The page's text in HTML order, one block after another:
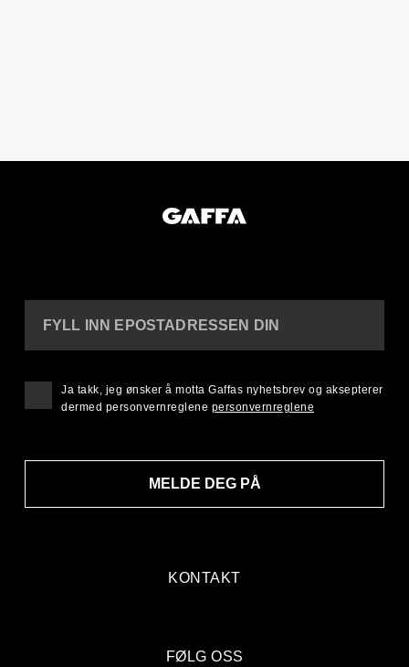
KONTAKT
FYLL INN EPOSTADRESSEN DIN
MELDE DEG PÅ
Ja takk, jeg ønsker å motta Gaffas nyhetsbrev og aksepterer
dermed personvernreglene personvernreglene
FØLG OSS